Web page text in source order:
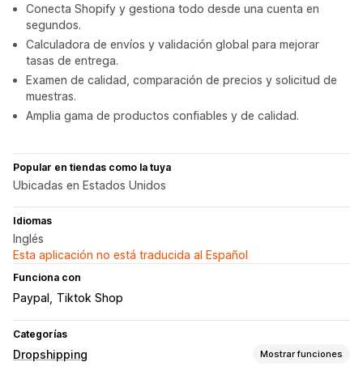
Conecta Shopify y gestiona todo desde una cuenta en
segundos.
Calculadora de envíos y validación global para mejorar
tasas de entrega.
Examen de calidad, comparación de precios y solicitud de
muestras.
Amplia gama de productos confiables y de calidad.
Popular en tiendas como la tuya
Ubicadas en Estados Unidos
Idiomas
Inglés
Esta aplicación no está traducida al Español
Funciona con
Paypal Tiktok Shop
Categorías
Dropshipping Mostrar funciones